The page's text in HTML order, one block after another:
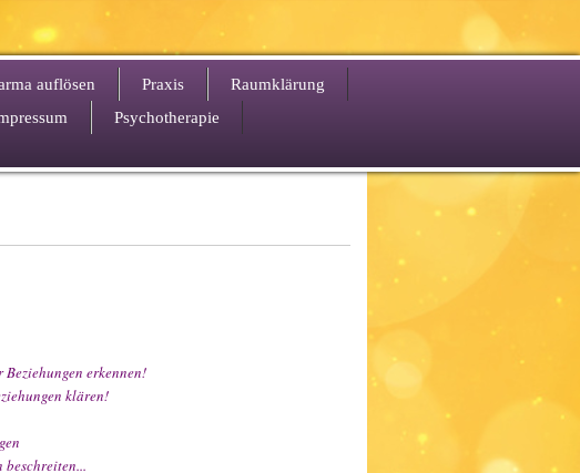
auflösen Praxis
Raumklärung
Psychotherapie
erkennen!
klären!
beschreiten...